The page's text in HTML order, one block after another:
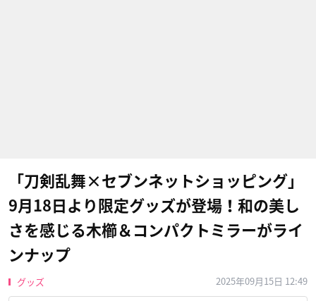
「刀剣乱舞×セブンネットショッピング」
9月18日より限定グッズが登場！和の美し
さを感じる木櫛＆コンパクトミラーがライ
ンナップ
グッズ 2025年09月15日 12:49